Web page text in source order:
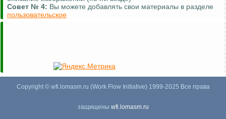
Совет № 4: Вы можете добавлять свои материалы в разделе
пользовательское
Copyright © wfi.lomasm.ru (Work Flow Initiative) 1999-2025 Все права
защищены wfi.lomasm.ru